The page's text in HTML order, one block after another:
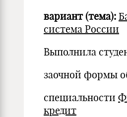
вариант (тема):
система России
Выполнила
заочной формы
специальности
кредит